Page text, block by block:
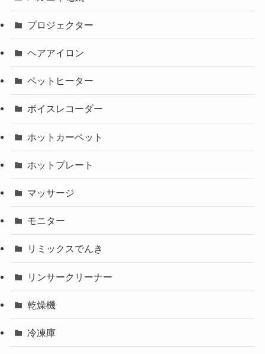
プロジェクター
ヘアアイロン
ペットヒーター
ボイスレコーダー
ホットカーペット
ホットプレート
マッサージ
モニター
リミックスでんき
リンサークリーナー
乾燥機
冷凍庫